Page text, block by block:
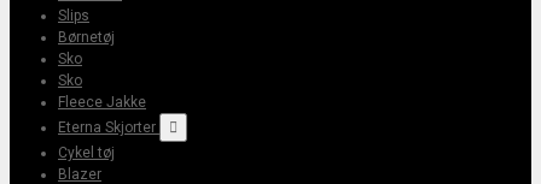
Slips
Børnetøj
Sko
Sko
Fleece Jakke
Eterna Skjorter

Cykel tøj
Blazer